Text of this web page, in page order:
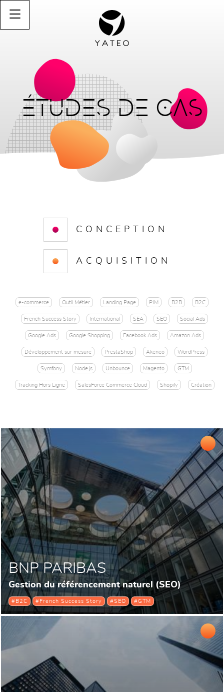
ÉTUDES DE CAS
CONCEPTION
ACQUISITION
e-commerce Outil Métier Landing Page PIM B2B B2C
French Success Story International SEA SEO Social Ads
Google Ads Google Shopping Facebook Ads Amazon Ads
Développement sur mesure PrestaShop Akeneo WordPress
Symfony Node.js Unbounce Magento GTM
Tracking Hors Ligne SalesForce Commerce Cloud Shopify Création
BNP PARIBAS
Gestion du référencement naturel (SEO)
#B2C #French Success Story #SEO #GTM